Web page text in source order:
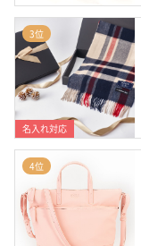
3位
名入れ対応
4位